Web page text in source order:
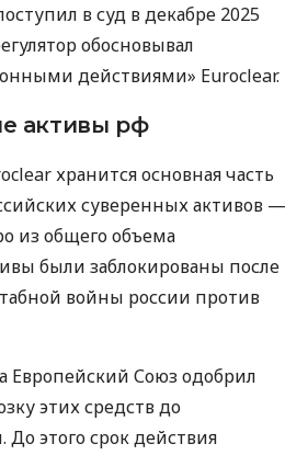
в суд в декабре 2025
обосновывал
действиями» Euroclear.
активы рф
хранится основная часть
суверенных активов —
из общего объема
были заблокированы после
войны россии против
Европейский Союз одобрил
этих средств до
этого срок действия